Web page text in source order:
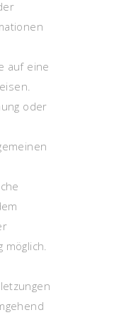
auf eine
oder
möglich.